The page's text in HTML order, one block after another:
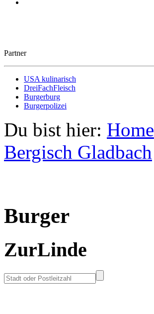
Partner
USA kulinarisch
DreiFachFleisch
Burgerburg
Burgerpolizei
Du bist hier: Home
Bergisch Gladbach
Burger
ZurLinde